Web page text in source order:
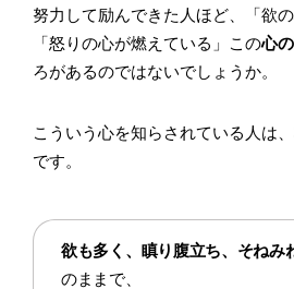
努力して励んできた人ほど、「欲
「怒りの心が燃えている」この心
ろがあるのではないでしょうか。
こういう心を知らされている人は、
です。
欲も多く、瞋り腹立ち、そねみ
のままで、